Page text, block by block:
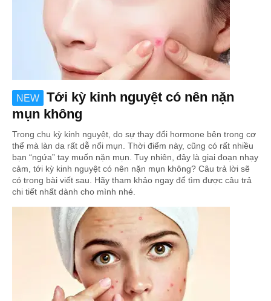
NEW
Tới kỳ kinh nguyệt có nên nặn
mụn không
Trong chu kỳ kinh nguyệt, do sự thay đổi hormone bên trong cơ
thể mà làn da rất dễ nổi mụn. Thời điểm này, cũng có rất nhiều
bạn “ngứa” tay muốn nặn mụn. Tuy nhiên, đây là giai đoạn nhạy
cảm, tới kỳ kinh nguyệt có nên nặn mụn không? Câu trả lời sẽ
có trong bài viết sau. Hãy tham khảo ngay để tìm được câu trả
chi tiết nhất dành cho mình nhé.